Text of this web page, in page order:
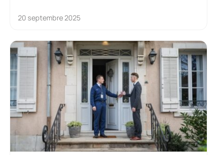
20 septembre 2025